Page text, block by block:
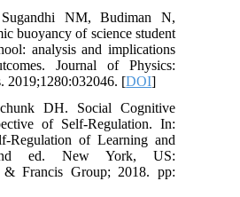
NM, Budiman N,
buoyancy of science student
analysis and implications
Journal of Physics:
2019;1280:032046. [DOI
DH. Social Cognitive
of Self-Regulation. In:
Regulation of Learning and
2nd ed. New York, US:
& Francis Group; 2018. pp: